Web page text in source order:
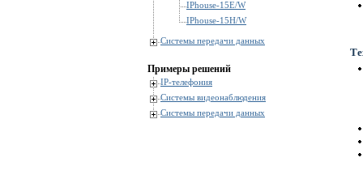
IPhouse-15E/W
IPhouse-15H/W
Системы передачи данных
Примеры решений
IP-телефония
Системы видеонаблюдения
Системы передачи данных